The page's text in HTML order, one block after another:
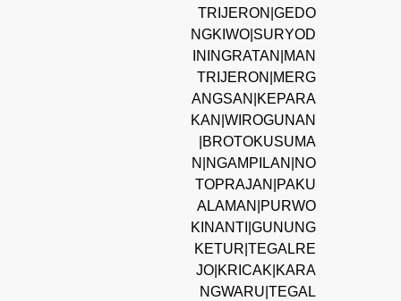
TRIJERON|GEDO
NGKIWO|SURYOD
ININGRATAN|MAN
TRIJERON|MERG
ANGSAN|KEPARA
KAN|WIROGUNAN
|BROTOKUSUMA
N|NGAMPILAN|NO
TOPRAJAN|PAKU
ALAMAN|PURWO
KINANTI|GUNUNG
KETUR|TEGALRE
JO|KRICAK|KARA
NGWARU|TEGAL